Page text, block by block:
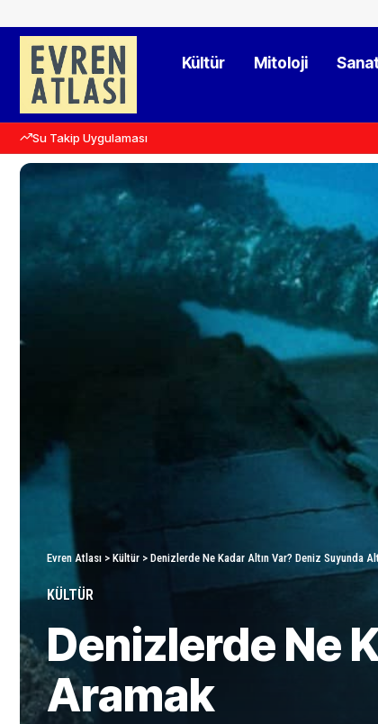
Kültür Mitoloji
Su Takip Uygulaması
Evren Atlası > Kültür > Denizlerde Ne Kadar Altın Var? Deniz Suyunda
KÜLTÜR
Denizlerde Ne
Aramak